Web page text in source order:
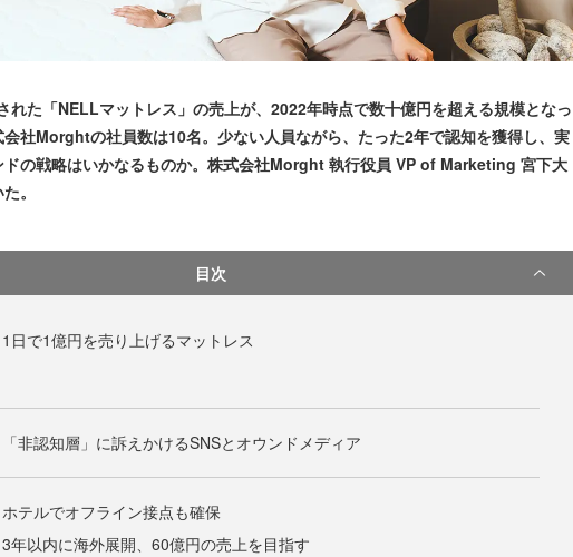
た「NELLマットレス」の売上が、2022年時点で数十億円を超える規模となっ
社Morghtの社員数は10名。少ない人員ながら、たった2年で認知を獲得し、実
ドの戦略はいかなるものか。株式会社Morght 執行役員 VP of Marketing 宮下大
。
目次
1日で1億円を売り上げるマットレス
「非認知層」に訴えかけるSNSとオウンドメディア
ホテルでオフライン接点も確保
3年以内に海外展開、60億円の売上を目指す